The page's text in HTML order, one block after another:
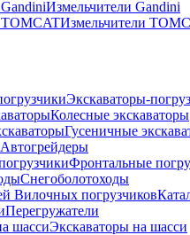
Измельчители Gandini
Измельчители
Экскаваторы-
Колесные экскаваторы
Гусеничные
Автогрейдеры
Фронтальные
Снегоболотоходы
Перегружатели
Экскаваторы на шасси